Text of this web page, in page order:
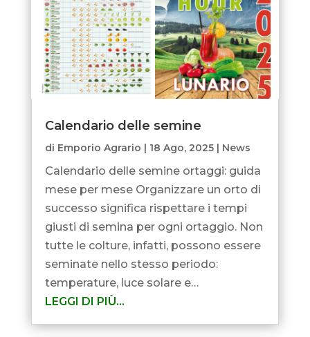
Calendario delle semine
di Emporio Agrario 18 Ago, 2025| News
Calendario delle semine ortaggi: guida
mese per mese Organizzare un orto di
successo significa rispettare i tempi
giusti di semina per ogni ortaggio. Non
tutte le colture, infatti, possono essere
seminate nello stesso periodo:
temperature, luce solare e…
LEGGI DI PIÙ…